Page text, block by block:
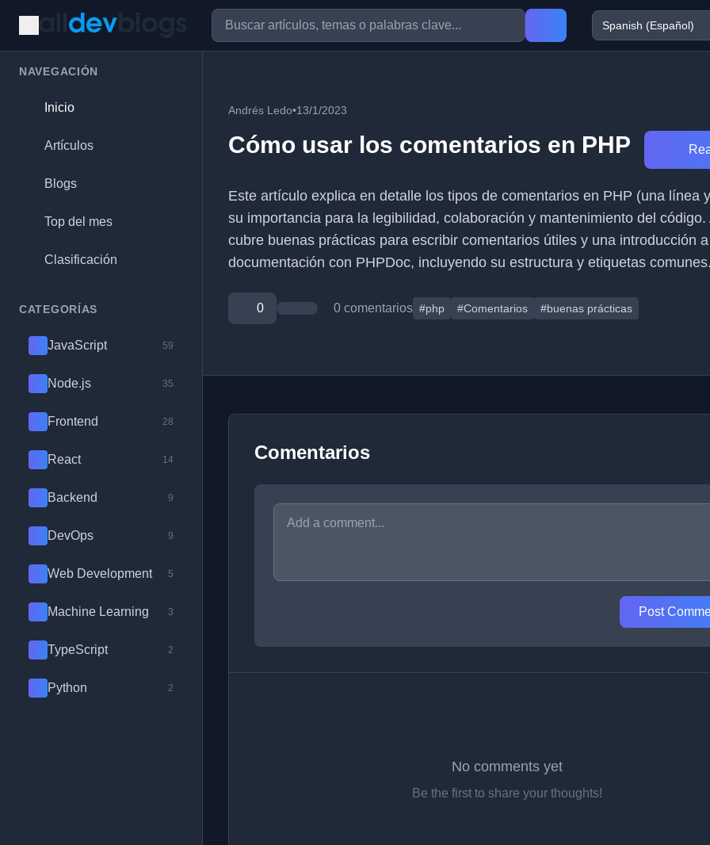
NAVEGACIÓN
Inicio
Artículos
Blogs
Top del mes
Clasificación
CATEGORÍAS
JavaScript 59
Node.js 35
Frontend 28
React 14
Backend 9
DevOps 9
Web Development 5
Machine Learning 3
TypeScript 2
Python 2
Andrés Ledo•13/1/2023
Cómo usar los comentarios en PHP
Este artículo explica en detalle los tipos de comentarios en PHP (una línea
su importancia para la legibilidad, colaboración y mantenimiento del código.
cubre buenas prácticas para escribir comentarios útiles y una introducción
documentación con PHPDoc, incluyendo su estructura y etiquetas comunes.
0 0 comentarios #php #Comentarios #buenas prácticas
Comentarios
Post
No comments yet
Be the first to share your thoughts!